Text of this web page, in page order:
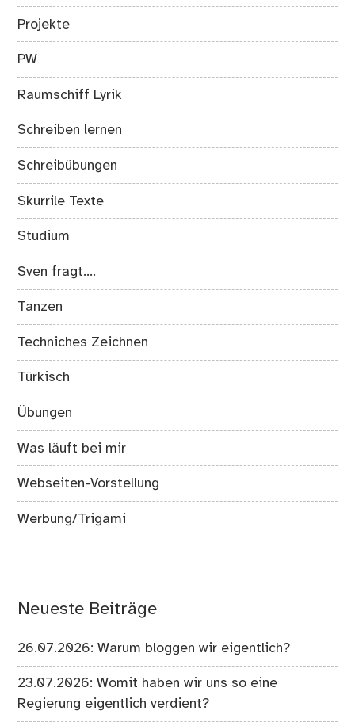
Projekte
PW
Raumschiff Lyrik
Schreiben lernen
Schreibübungen
Skurrile Texte
Studium
Sven fragt….
Tanzen
Techniches Zeichnen
Türkisch
Übungen
Was läuft bei mir
Webseiten-Vorstellung
Werbung/Trigami
Neueste Beiträge
26.07.2026: Warum bloggen wir eigentlich?
23.07.2026: Womit haben wir uns so eine
Regierung eigentlich verdient?